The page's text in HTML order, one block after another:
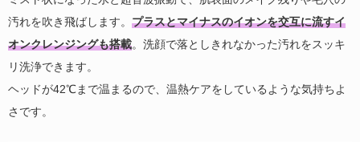
汚れを吹き飛ばします。 プラスとマイナスのイオンを交互に流すイ
オンクレンジングも搭載。洗顔で落としきれなかった汚れをスッキ
リ洗浄できます。
ヘッドが42℃まで温まるので、温熱ケアをしているような気持ちよ
さです。